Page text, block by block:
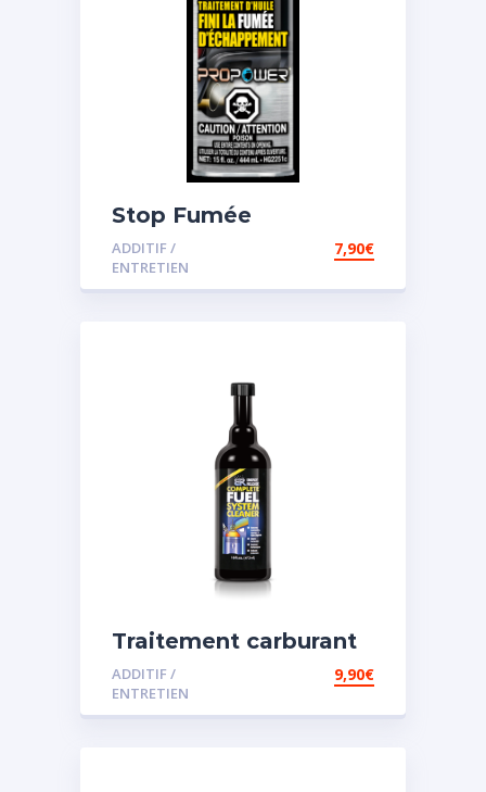
Stop Fumée
ADDITIF /
ENTRETIEN
7,90€
Traitement carburant
diesel et essence
ADDITIF /
ENTRETIEN
9,90€